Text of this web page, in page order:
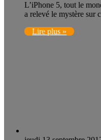
L’iPhone 5, tout le
a relevé le mystère sur
Lire plus »